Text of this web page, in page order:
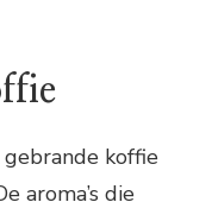
koffie
aroma’s die